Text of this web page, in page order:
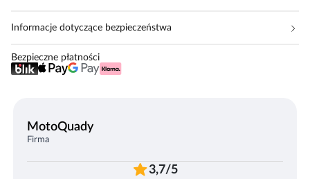
Informacje dotyczące bezpieczeństwa
Bezpieczne płatności
MotoQuady
Firma
3,7/5